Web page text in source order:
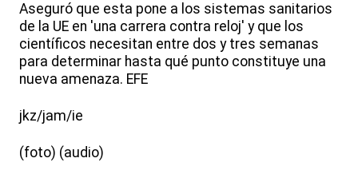
Aseguró que esta pone a los sistemas sanitarios
de la UE en 'una carrera contra reloj' y que los
científicos necesitan entre dos y tres semanas
para determinar hasta qué punto constituye una
nueva amenaza. EFE
jkz/jam/ie
(foto) (audio)